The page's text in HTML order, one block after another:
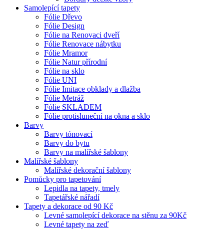
Samolepící tapety
Fólie Dřevo
Fólie Design
Fólie na Renovaci dveří
Fólie Renovace nábytku
Fólie Mramor
Fólie Natur přírodní
Fólie na sklo
Fólie UNI
Fólie Imitace obklady a dlažba
Fólie Metráž
Fólie SKLADEM
Fólie protisluneční na okna a sklo
Barvy
Barvy tónovací
Barvy do bytu
Barvy na malířské šablony
Malířské šablony
Malířské dekorační šablony
Pomůcky pro tapetování
Lepidla na tapety, tmely
Tapetářské nářadí
Tapety a dekorace od 90 Kč
Levné samolepící dekorace na stěnu za 90Kč
Levné tapety na zeď